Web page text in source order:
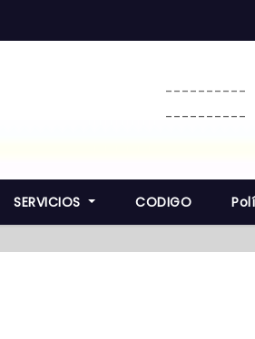
----------
----------
SERVICIOS CODIGO